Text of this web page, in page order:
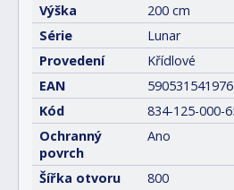
Výška
200 cm
Série
Lunar
Provedení
Křídlové
EAN
Kód
834-125-000-
Ochranný
povrch
Ano
Šířka otvoru
800